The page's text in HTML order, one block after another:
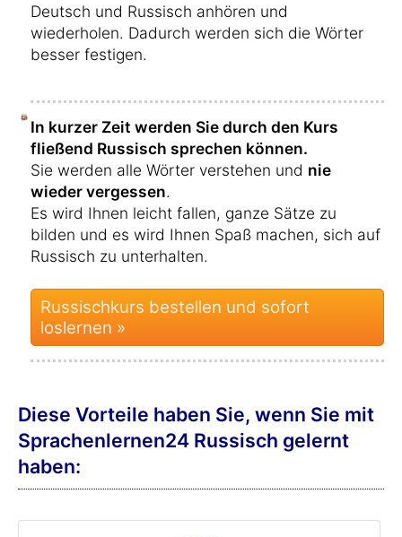
Deutsch und Russisch anhören und
wiederholen. Dadurch werden sich die Wörter
besser festigen.
In kurzer Zeit werden Sie durch den Kurs
fließend Russisch sprechen können.
Sie werden alle Wörter verstehen und nie
wieder vergessen.
Es wird Ihnen leicht fallen, ganze Sätze zu
bilden und es wird Ihnen Spaß machen, sich auf
Russisch zu unterhalten.
Russischkurs bestellen und sofort
loslernen »
Diese Vorteile haben Sie, wenn Sie mit
Sprachenlernen24 Russisch gelernt
haben: